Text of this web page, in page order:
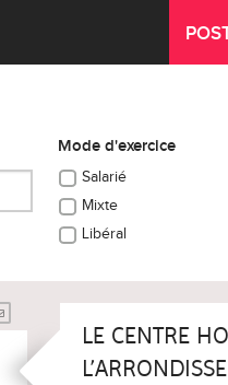
Mode d'exercice
Salarié
Mixte
Libéral
LE CENTRE